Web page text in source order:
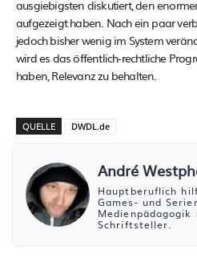
ausgiebigsten diskutiert, den
aufgezeigt haben. Nach ein paar
jedoch bisher wenig im System
wird es das öffentlich-rechtliche
haben, Relevanz zu behalten.
QUELLE DWDL.de
André
Hauptberuflich
Games- und
Schriftsteller.